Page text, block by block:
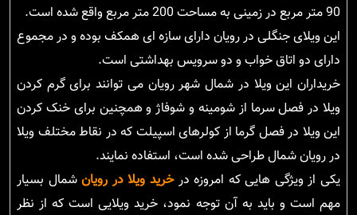
90 متر مربع در زمینی به مساحت 200 متر مربع واقع شده است.
این ویلای جنگلی در رویان دارای سازه ای همکف بوده و در مجموع
دارای دو اتاق خواب و دو سرویس بهداشتی است.
خریداران این ویلا در شمال شهر رویان می توانند برای گرم کردن
ویلا در فصل سرما از شومینه و شوفاژ و همچنین برای خنک کردن
این ویلا در فصل گرما از کولرهای اسپیلت که در نقاط مختلف ویلا
در رویان شمال طراحی شده است، استفاده نمایند.
یکی از ویژگی هایی که امروزه درخرید ویلا در رویانشمال بسیار
مهم است و باید به آن توجه نمود، خرید ویلایی است که از نظر